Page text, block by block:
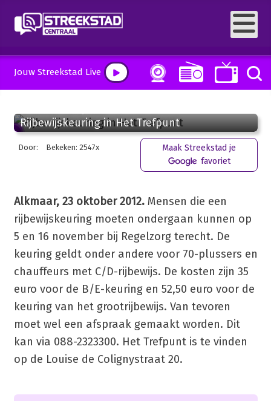
Jouw Streekstad Live
Rijbewijskeuring in Het Trefpunt
Door: Bekeken: 2547x
Maak Streekstad je
favoriet
Alkmaar, 23 oktober 2012.Mensen die een
rijbewijskeuring moeten ondergaan kunnen op
5 en 16 november bij Regelzorg terecht. De
keuring geldt onder andere voor 70-plussers en
chauffeurs met C/D-rijbewijs. De kosten zijn 35
euro voor de B/E-keuring en 52,50 euro voor de
keuring van het grootrijbewijs. Van tevoren
moet wel een afspraak gemaakt worden. Dit
kan via 088-2323300. Het Trefpunt is te vinden
op de Louise de Colignystraat 20.